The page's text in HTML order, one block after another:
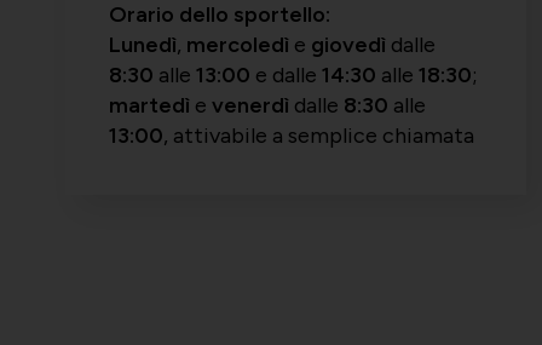
Orario dello sportello:
Lunedì, mercoledì e giovedì dalle
8:30 alle 13:00 e dalle 14:30 alle 18:30;
martedì e venerdì dalle 8:30 alle
13:00, attivabile a semplice chiamata